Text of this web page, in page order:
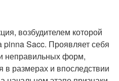
возбудителем которой
pinna Sacc. Проявляет себя
неправильных форм,
в размерах и впоследствии